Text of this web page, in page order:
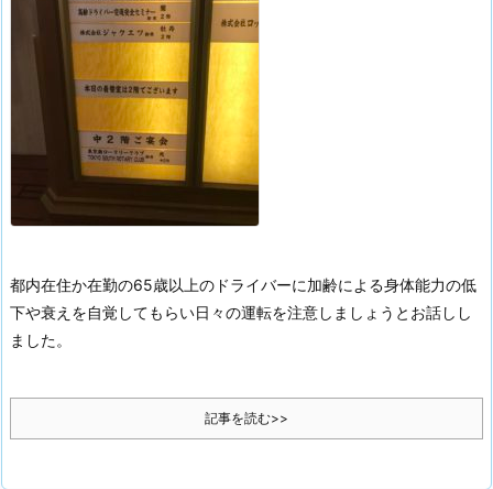
都内在住か在勤の65歳以上のドライバーに加齢による身体能力の低
下や衰えを自覚してもらい日々の運転を注意しましょうとお話しし
ました。
記事を読む>>